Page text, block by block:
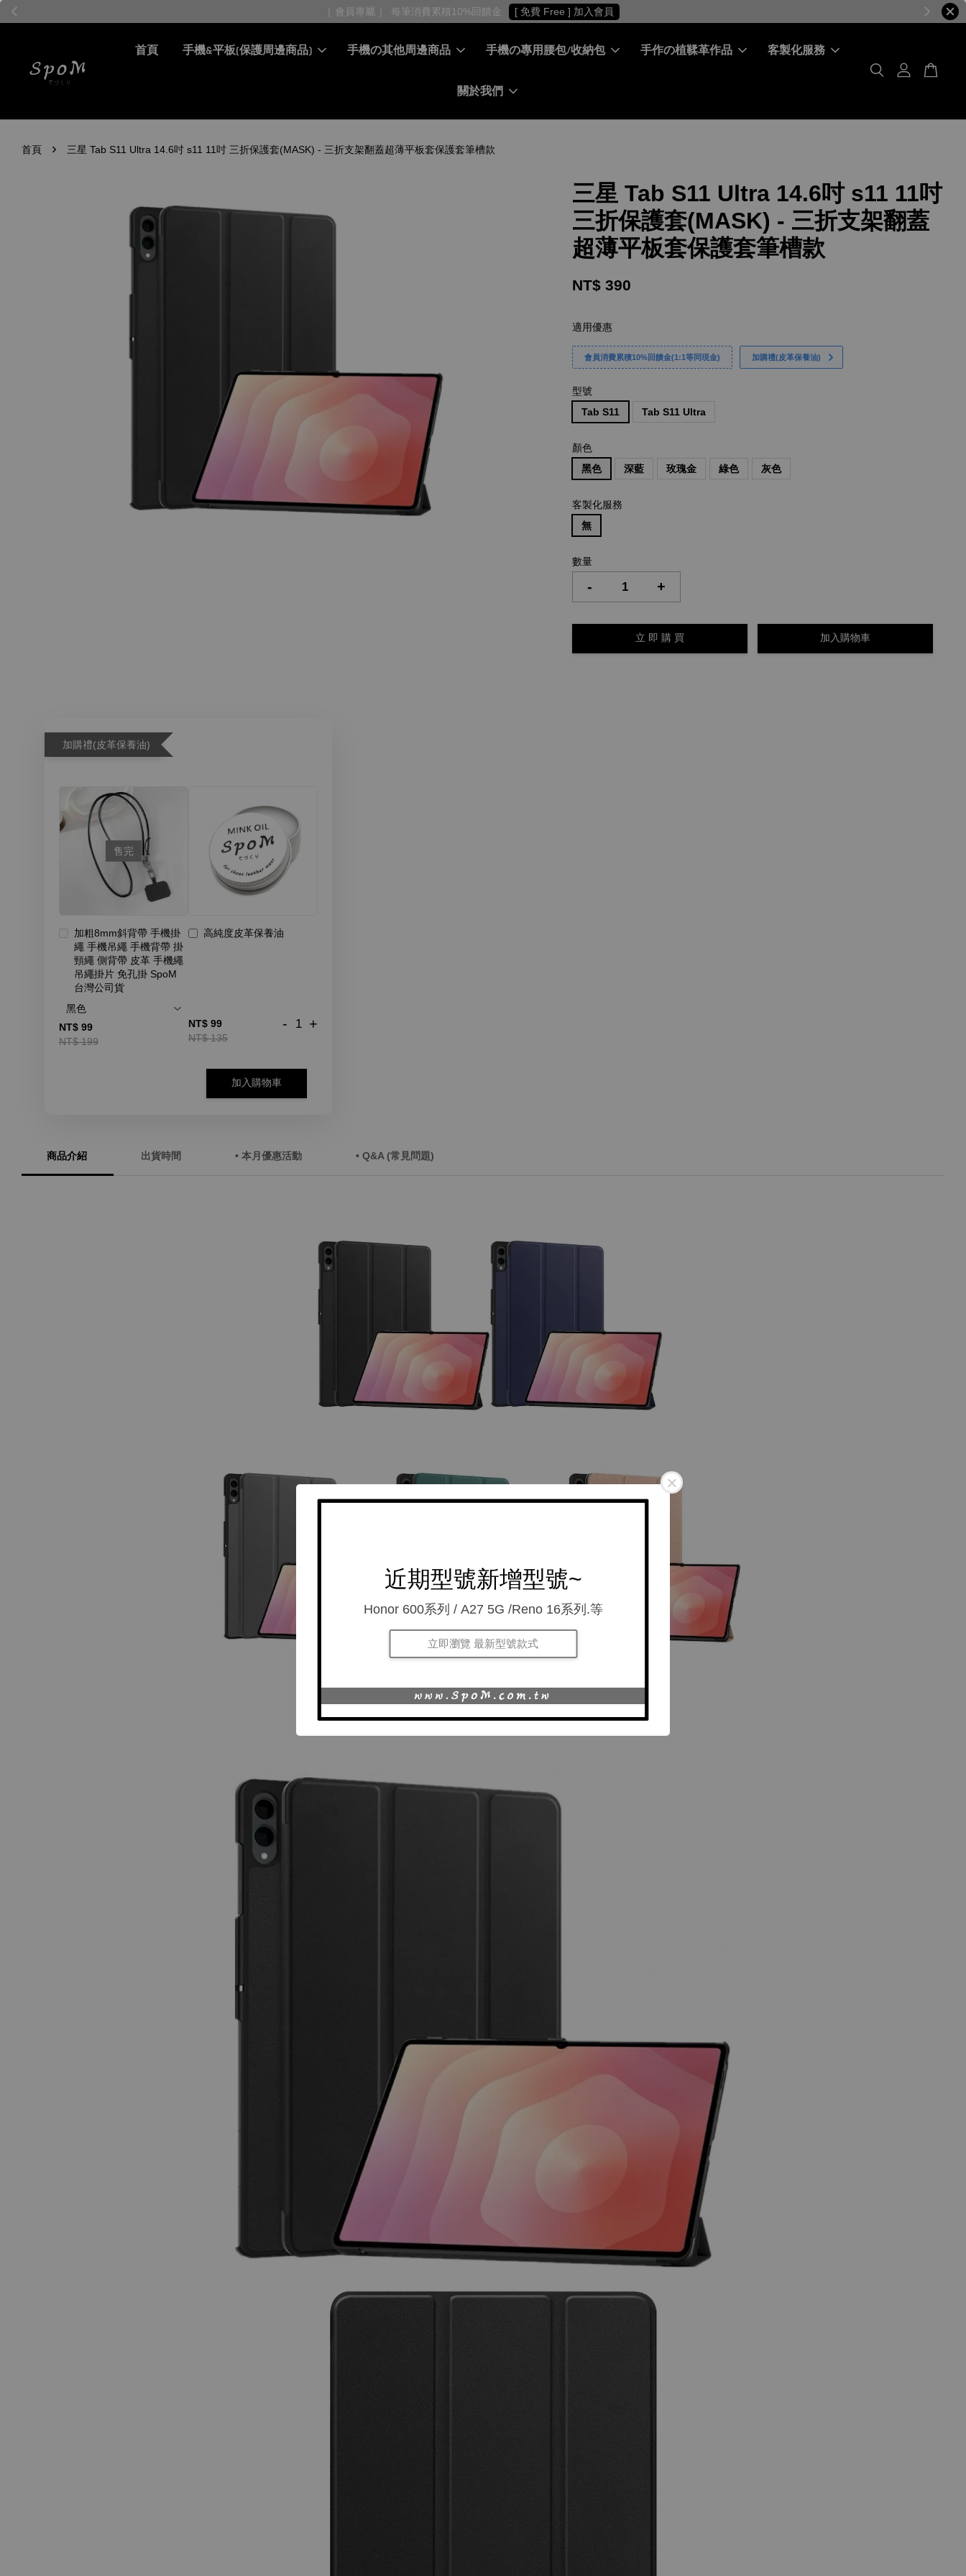
［ 會員專屬 ］ 每筆消費累積10%回饋金 [ 免費 Free ] 加入會員
近期型號新增型號~
Honor 600系列 / A27 5G /Reno 16系列.等
立即瀏覽 最新型號款式
首頁 手機&平板(保護周邊商品) 手機の其他周邊商品 手機の專用腰包/收納包 手作の植鞣革作品 客製化服務
關於我們
首頁 › 三星 Tab S11 Ultra 14.6吋 s11 11吋 三折保護套(MASK) - 三折支架翻蓋超薄平板套保護套筆槽款
三星 Tab S11 Ultra 14.6吋 s11 11吋
三折保護套(MASK) - 三折支架翻蓋
超薄平板套保護套筆槽款
NT$ 390
適用優惠
會員消費累積10%回饋金(1:1等同現金) 加購禮(皮革保養油)
型號
Tab S11
Tab S11 Ultra
顏色
黑色
深藍 玫瑰金 綠色 灰色
客製化服務
無
數量
- +
立 即 購 買 加入購物車
加購禮(皮革保養油)
售完
加粗8mm斜背帶 手機掛
繩 手機吊繩 手機背帶 掛
頸繩 側背帶 皮革 手機繩
吊繩掛片 免孔掛 SpoM
台灣公司貨
NT$ 99
NT$ 199
高純度皮革保養油
NT$ 99
NT$ 135
- +
加入購物車
商品介紹 出貨時間 • 本月優惠活動 • Q&A (常見問題)